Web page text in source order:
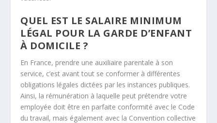
QUEL EST LE SALAIRE MINIMUM
LÉGAL POUR LA GARDE D’ENFANT
À DOMICILE ?
En France, prendre une auxiliaire parentale à son
service, c’est avant tout se conformer à différentes
obligations légales dictées par les instances publiques.
Ainsi, la rémunération à laquelle peut prétendre votre
employée doit être en parfaite conformité avec le Code
du travail, mais également avec la Convention collective